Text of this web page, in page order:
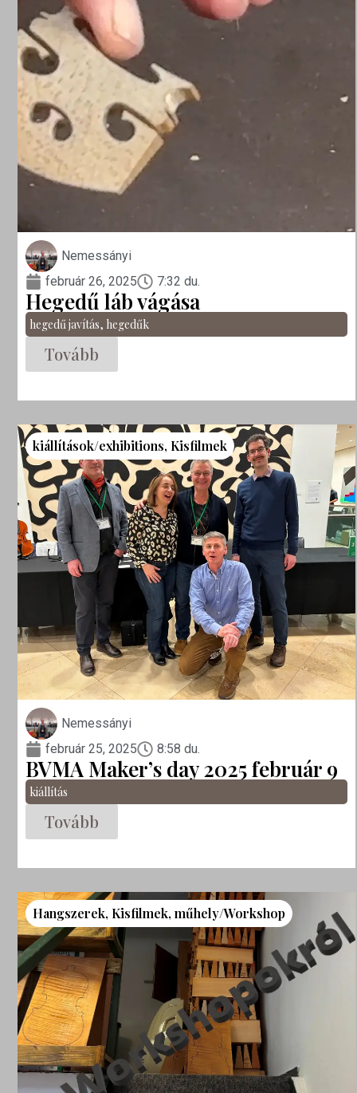
Nemessányi
február 26, 2025
7:32 du.
Hegedű láb vágása
hegedű javítás, hegedűk
Tovább
kiállítások/exhibitions, Kisfilmek
Nemessányi
február 25, 2025
8:58 du.
BVMA Maker’s day 2025 február 9
kiállítás
Tovább
Hangszerek, Kisfilmek,műhely/Workshop